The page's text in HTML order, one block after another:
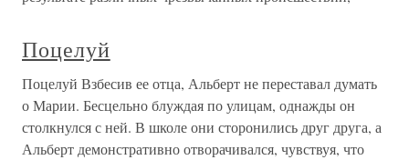
Поцелуй
Поцелуй Взбесив ее отца, Альберт не переставал думать
о Марии. Бесцельно блуждая по улицам, однажды он
столкнулся с ней. В школе они сторонились друг друга, а
Альберт демонстративно отворачивался, чувствуя, что